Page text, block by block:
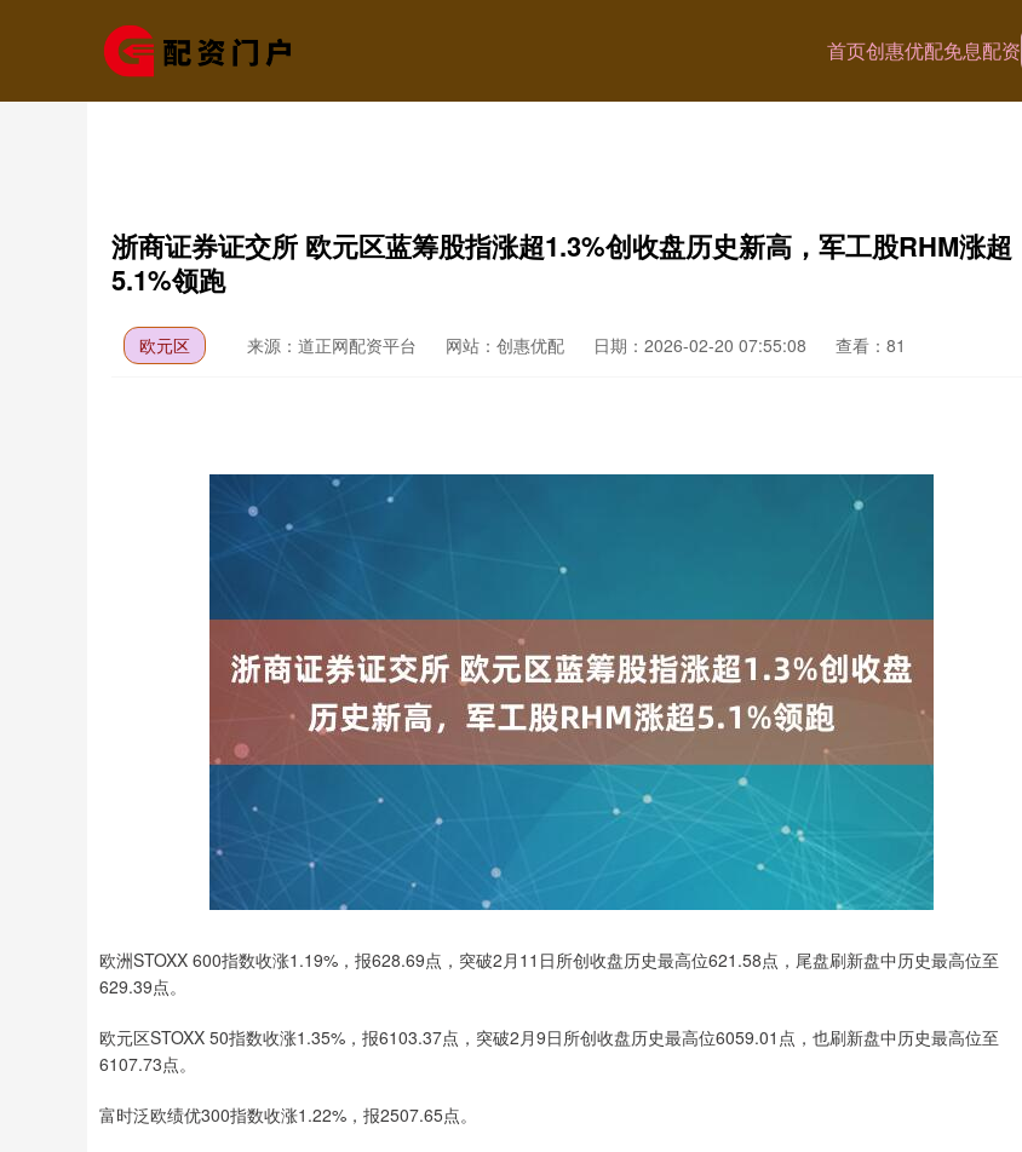
首页创惠优配免息配资
浙商证券证交所 欧元区蓝筹股指涨超1.3%创收盘历史新高，军工股RHM涨超
5.1%领跑
欧元区 来源：道正网配资平台 网站：创惠优配 日期：2026-02-20 07:55:08 查看：81
欧洲STOXX 600指数收涨1.19%，报628.69点，突破2月11日所创收盘历史最高位621.58点，尾盘刷新盘中历史最高位至
629.39点。
欧元区STOXX 50指数收涨1.35%，报6103.37点，突破2月9日所创收盘历史最高位6059.01点，也刷新盘中历史最高位至
6107.73点。
富时泛欧绩优300指数收涨1.22%，报2507.65点。
14311.01 4694.44 43.13